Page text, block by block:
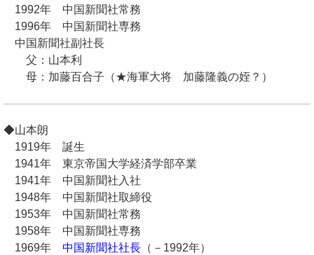
1992年 中国新聞社常務
1996年 中国新聞社専務
中国新聞社副社長
父：山本利
母：加藤百合子（★海軍大将 加藤隆義の姪？）
◆山本朗
1919年 誕生
1941年 東京帝国大学経済学部卒業
1941年 中国新聞社入社
1948年 中国新聞社取締役
1953年 中国新聞社常務
1958年 中国新聞社専務
1969年 中国新聞社社長（－1992年）